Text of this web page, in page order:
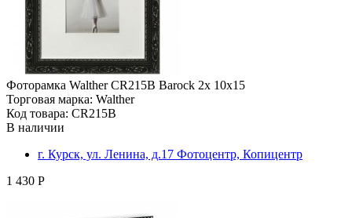
Фоторамка Walther CR215B Barock 2х 10х15
Торговая марка: Walther
Код товара: CR215B
В наличии
г. Курск, ул. Ленина, д.17 Фотоцентр, Копицентр
1 430 Р